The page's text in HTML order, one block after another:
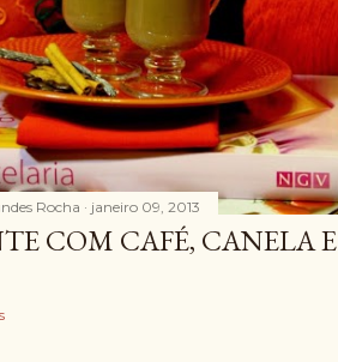
Rocha janeiro 09, 2013
COM CAFÉ, CANELA E